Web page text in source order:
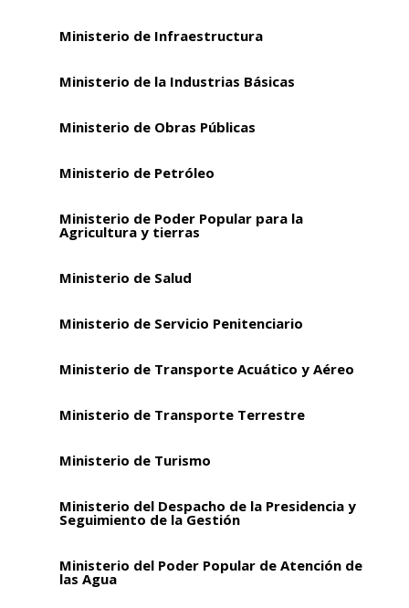
Ministerio de Infraestructura
Ministerio de la Industrias Básicas
Ministerio de Obras Públicas
Ministerio de Petróleo
Ministerio de Poder Popular para la
Agricultura y tierras
Ministerio de Salud
Ministerio de Servicio Penitenciario
Ministerio de Transporte Acuático y Aéreo
Ministerio de Transporte Terrestre
Ministerio de Turismo
Ministerio del Despacho de la Presidencia y
Seguimiento de la Gestión
Ministerio del Poder Popular de Atención de
las Agua